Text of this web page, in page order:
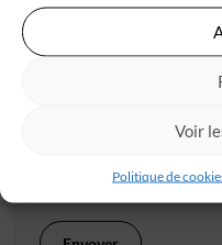
Voir
Politique de
Ville*
confidentialité.